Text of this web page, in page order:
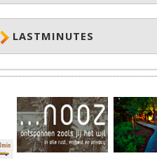
LASTMINUTES